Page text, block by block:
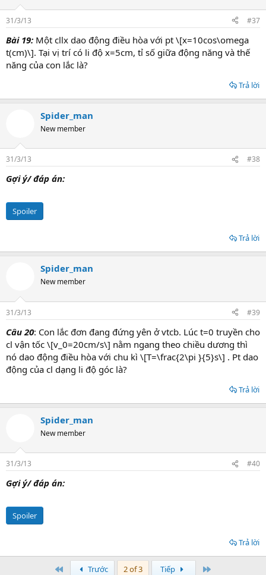
31/3/13 #37
Bài 19: Một cllx dao động điều hòa với pt \[x=10cos\omega
t(cm)\]. Tại vị trí có li độ x=5cm, tỉ số giữa động năng và thế
năng của con lắc là?
Trả lời
Spider_man
New member
31/3/13 #38
Gợi ý/ đáp án:
Spoiler
Trả lời
Spider_man
New member
31/3/13 #39
Câu 20: Con lắc đơn đang đứng yên ở vtcb. Lúc t=0 truyền cho
cl vận tốc \[v_0=20cm/s\] nằm ngang theo chiều dương thì
nó dao động điều hòa với chu kì \[T=\frac{2\pi }{5}s\] . Pt dao
động của cl dạng li độ góc là?
Trả lời
Spider_man
New member
31/3/13 #40
Gợi ý/ đáp án:
Spoiler
Trả lời
Trước 2 of 3 Tiếp